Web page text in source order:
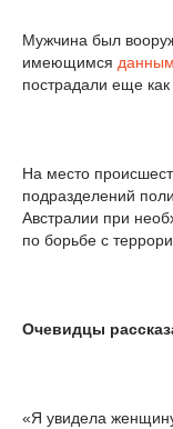
Мужчина был
имеющимся данным
пострадали еще
На место
подразделений
Австралии при
по борьбе с
Очевидцы
«Я увидела